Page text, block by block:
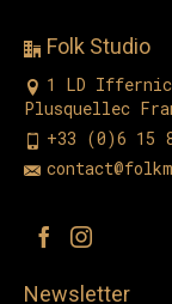
Folk Studio
1 LD Iffernic
Plusquellec
+33 (0)6 15
Newsletter